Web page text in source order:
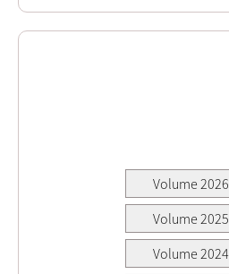
Volume 2026
Volume 2025
Volume 2024